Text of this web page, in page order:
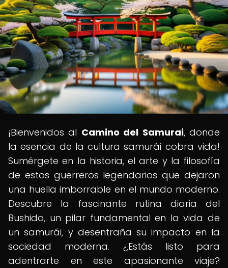
¡Bienvenidos al Camino del Samurai, donde
la esencia de la cultura samurái cobra vida!
Sumérgete en la historia, el arte y la filosofía
de estos guerreros legendarios que dejaron
una huella imborrable en el mundo moderno.
Descubre la fascinante rutina diaria del
Bushido, un pilar fundamental en la vida de
un samurái, y desentraña su impacto en la
sociedad moderna. ¿Estás listo para
adentrarte en este apasionante viaje?